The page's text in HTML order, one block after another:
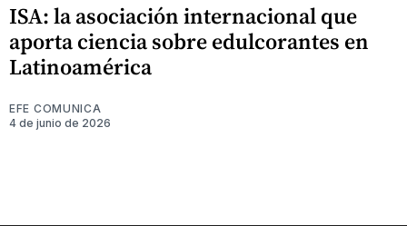
ISA: la asociación internacional que
aporta ciencia sobre edulcorantes en
Latinoamérica
EFE COMUNICA
4 de junio de 2026